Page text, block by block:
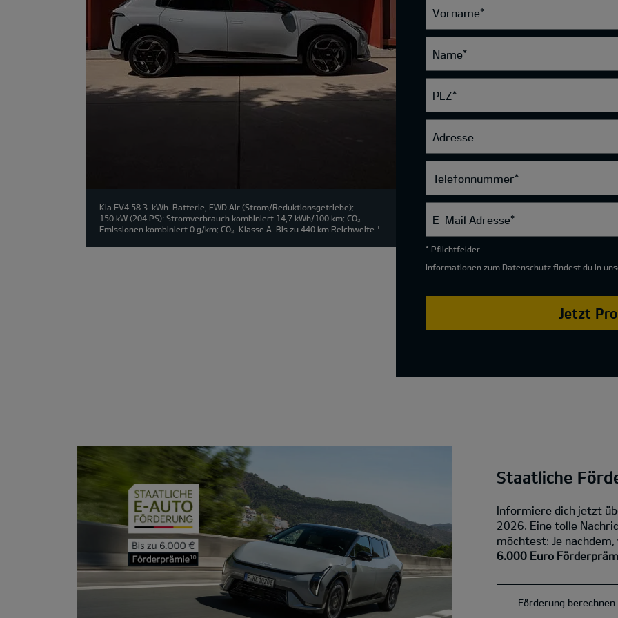
Kia EV4 58.3-kWh-Batterie, FWD Air (Strom/Reduktionsgetriebe);
150 kW (204 PS): Stromverbrauch kombiniert 14,7 kWh/100 km; CO₂-
Emissionen kombiniert 0 g/km; CO₂-Klasse A. Bis zu 440 km Reichweite.
1
Vorname*
Name*
PLZ*
Adresse
Telefonnummer*
E-Mail Adresse*
* Pflichtfelder
Informationen zum Datenschutz findest du in
Jetzt
Staatliche
Informiere dich jetzt
2026. Eine tolle
möchtest: Je
6.000 Euro
Förderung berechnen